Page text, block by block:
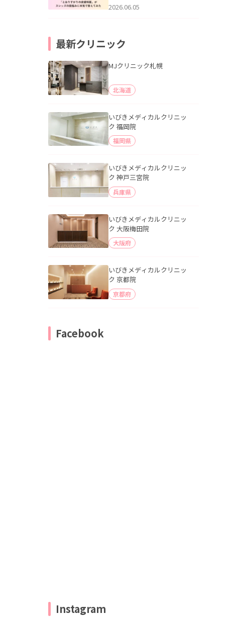
ッズの肌悩みに本気で答え
2026.06.05
最新クリニック
MJクリニック札幌
北海道
いびきメディカルクリニッ
ク 福岡院
福岡県
いびきメディカルクリニッ
ク 神戸三宮院
兵庫県
いびきメディカルクリニッ
ク 大阪梅田院
大阪府
いびきメディカルクリニッ
ク 京都院
京都府
Facebook
Instagram